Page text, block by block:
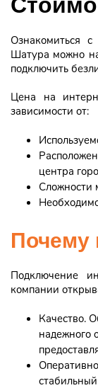
Ознакомиться
Шатура можно
подключить
Цена на
зависимости от:
центра
Сложности
Почему
Подключение
компании
Качество.
надежного